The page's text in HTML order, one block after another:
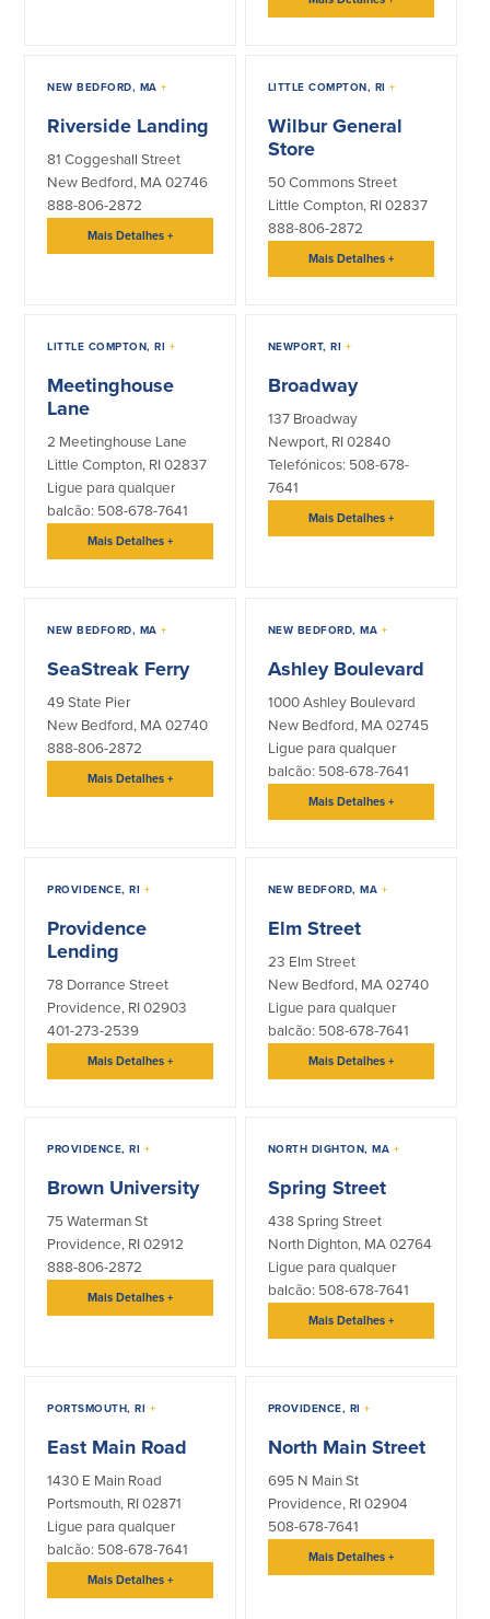
NEW BEDFORD, MA+
Riverside Landing
81 Coggeshall Street
New Bedford, MA 02746
888-806-2872
Mais Detalhes+
LITTLE COMPTON, RI+
Wilbur General
Store
50 Commons Street
Little Compton, RI 02837
888-806-2872
Mais Detalhes +
LITTLE COMPTON, RI +
Meetinghouse
Lane
2 Meetinghouse Lane
Little Compton, RI 02837
Ligue para qualquer
balcão: 508-678-7641
Mais Detalhes+
NEWPORT, RI +
Broadway
137 Broadway
Newport, RI 02840
Telefónicos: 508-678-
7641
Mais Detalhes +
NEW BEDFORD, MA+
SeaStreak Ferry
49 State Pier
New Bedford, MA 02740
888-806-2872
Mais Detalhes+
NEW BEDFORD, MA +
Ashley Boulevard
1000 Ashley Boulevard
New Bedford, MA 02745
Ligue para qualquer
balcão: 508-678-7641
Mais Detalhes +
PROVIDENCE, RI +
Providence
Lending
78 Dorrance Street
Providence, RI 02903
401-273-2539
Mais Detalhes+
NEW BEDFORD, MA +
Elm Street
23 Elm Street
New Bedford, MA 02740
Ligue para qualquer
balcão: 508-678-7641
Mais Detalhes +
PROVIDENCE, RI +
Brown University
75 Waterman St
Providence, RI 02912
888-806-2872
Mais Detalhes+
NORTH DIGHTON, MA +
Spring Street
438 Spring Street
North Dighton, MA 02764
Ligue para qualquer
balcão: 508-678-7641
Mais Detalhes +
PORTSMOUTH, RI +
East Main Road
1430 E Main Road
Portsmouth, RI 02871
Ligue para qualquer
balcão: 508-678-7641
Mais Detalhes+
PROVIDENCE, RI+
North Main Street
695 N Main St
Providence, RI 02904
508-678-7641
Mais Detalhes +